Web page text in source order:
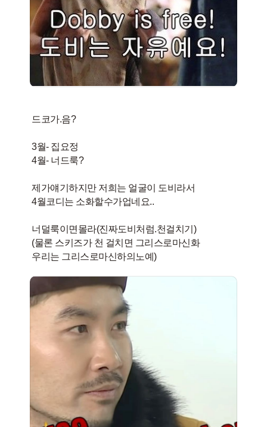
드코가.음?
3월- 집요정
4월- 너드룩?
제가얘기하지만 저희는 얼굴이 도비라서
4월코디는 소화할수가업네요..
너덜룩이면몰라(진짜도비처럼.천걸치기)
(물론 스키즈가 천 걸치면 그리스로마신화
우리는 그리스로마신하의노예)